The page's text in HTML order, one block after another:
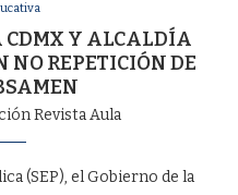
CDMX Y ALCALDÍA
REPETICIÓN DE
Revista Aula
(SEP), el Gobierno de la